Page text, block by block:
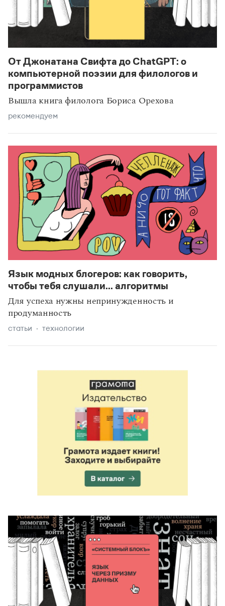
От Джонатана Свифта до ChatGPT: о
компьютерной поэзии для филологов и
программистов
Вышла книга филолога Бориса Орехова
рекомендуем
Язык модных блогеров: как говорить,
чтобы тебя слушали... алгоритмы
Для успеха нужны непринужденность и
продуманность
статьи технологии